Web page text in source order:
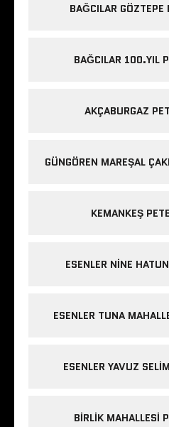
BAĞCILAR
BAĞCILAR 100.YIL
AKÇABURGAZ
GÜNGÖREN MAREŞAL
KEMANKEŞ
ESENLER NINE
ESENLER TUNA
ESENLER YAVUZ
BIRLIK MAHALLESI